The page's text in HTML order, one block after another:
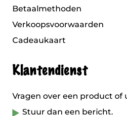
Betaalmethoden
Verkoopsvoorwaarden
Cadeaukaart
Klantendienst
Vragen over een product of
Stuur dan een bericht.